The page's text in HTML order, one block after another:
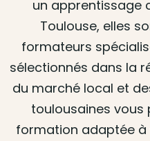
un apprentissage
Toulouse, elles
formateurs
sélectionnés dans la
du marché local et
toulousaines vous
formation adaptée à